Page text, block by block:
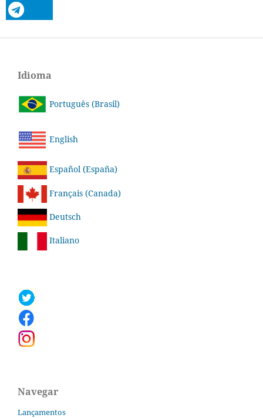
Idioma
Português (Brasil)
English
Español (España)
Français (Canada)
Deutsch
Italiano
Navegar
Lançamentos